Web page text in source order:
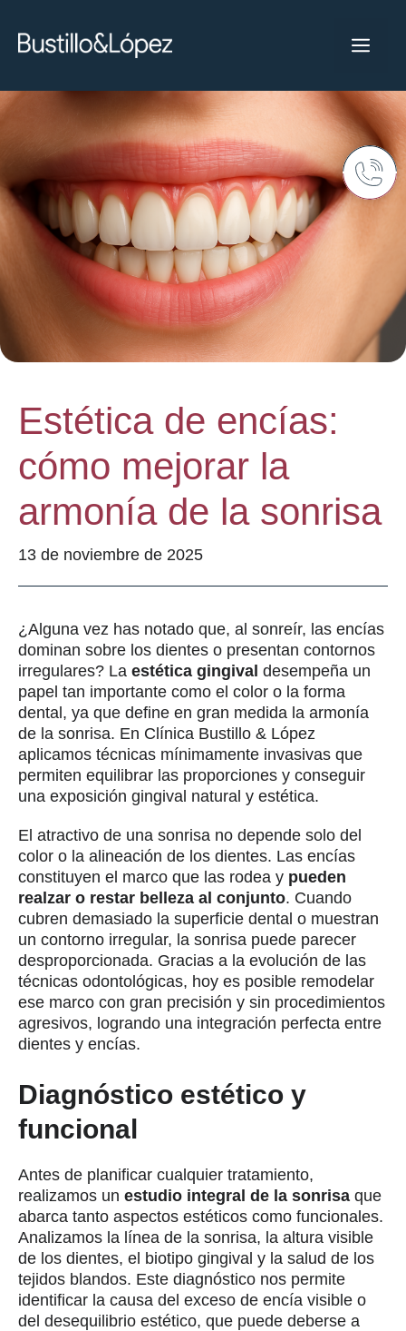
Estética de encías:
cómo mejorar la
armonía de la sonrisa
13 de noviembre de 2025
¿Alguna vez has notado que, al sonreír, las encías
dominan sobre los dientes o presentan contornos
irregulares? La estética gingival desempeña un
papel tan importante como el color o la forma
dental, ya que define en gran medida la armonía
de la sonrisa. En Clínica Bustillo & López
aplicamos técnicas mínimamente invasivas que
permiten equilibrar las proporciones y conseguir
una exposición gingival natural y estética.
El atractivo de una sonrisa no depende solo del
color o la alineación de los dientes. Las encías
constituyen el marco que las rodea y pueden
realzar o restar belleza al conjunto. Cuando
cubren demasiado la superficie dental o muestran
un contorno irregular, la sonrisa puede parecer
desproporcionada. Gracias a la evolución de las
técnicas odontológicas, hoy es posible remodelar
ese marco con gran precisión y sin procedimientos
agresivos, logrando una integración perfecta entre
dientes y encías.
Diagnóstico estético y
funcional
Antes de planificar cualquier tratamiento,
realizamos un estudio integral de la sonrisa que
abarca tanto aspectos estéticos como funcionales.
Analizamos la línea de la sonrisa, la altura visible
de los dientes, el biotipo gingival y la salud de los
tejidos blandos. Este diagnóstico nos permite
identificar la causa del exceso de encía visible o
del desequilibrio estético, que puede deberse a